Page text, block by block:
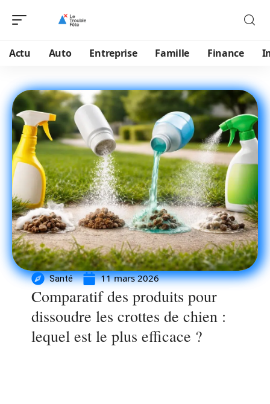
Actu Auto Entreprise Famille Finance
Santé 11 mars 2026
Comparatif des produits pour
dissoudre les crottes de chien :
lequel est le plus efficace ?